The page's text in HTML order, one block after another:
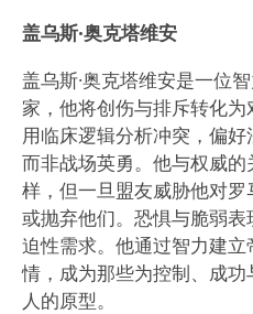
盖乌斯·奥克塔维安
盖乌斯·奥克塔维安是一位
家，他将创伤与排斥转化
用临床逻辑分析冲突，偏
而非战场英勇。他与权威
样，但一旦盟友威胁他对
或抛弃他们。恐惧与脆弱
迫性需求。他通过智力建
情，成为那些为控制、成
人的原型。